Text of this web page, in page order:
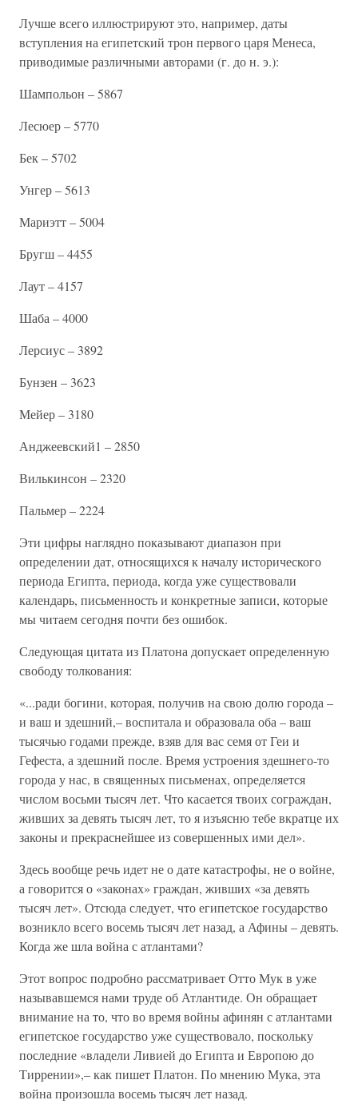
Лучше всего иллюстрируют это, например, даты
вступления на египетский трон первого царя Менеса,
приводимые различными авторами (г. до н. э.):
Шампольон – 5867
Лесюер – 5770
Бек – 5702
Унгер – 5613
Мариэтт – 5004
Бругш – 4455
Лаут – 4157
Шаба – 4000
Лерсиус – 3892
Бунзен – 3623
Мейер – 3180
Анджеевский1 – 2850
Вилькинсон – 2320
Пальмер – 2224
Эти цифры наглядно показывают диапазон при
определении дат, относящихся к началу исторического
периода Египта, периода, когда уже существовали
календарь, письменность и конкретные записи, которые
мы читаем сегодня почти без ошибок.
Следующая цитата из Платона допускает определенную
свободу толкования:
«...ради богини, которая, получив на свою долю города –
и ваш и здешний,– воспитала и образовала оба – ваш
тысячью годами прежде, взяв для вас семя от Геи и
Гефеста, а здешний после. Время устроения здешнего-то
города у нас, в священных письменах, определяется
числом восьми тысяч лет. Что касается твоих сограждан,
живших за девять тысяч лет, то я изъясню тебе вкратце их
законы и прекраснейшее из совершенных ими дел».
Здесь вообще речь идет не о дате катастрофы, не о войне,
а говорится о «законах» граждан, живших «за девять
тысяч лет». Отсюда следует, что египетское государство
возникло всего восемь тысяч лет назад, а Афины – девять.
Когда же шла война с атлантами?
Этот вопрос подробно рассматривает Отто Мук в уже
называвшемся нами труде об Атлантиде. Он обращает
внимание на то, что во время войны афинян с атлантами
египетское государство уже существовало, поскольку
последние «владели Ливией до Египта и Европою до
Тиррении»,– как пишет Платон. По мнению Мука, эта
война произошла восемь тысяч лет назад.